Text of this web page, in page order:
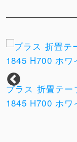
プラス 折畳テー
1845 H700 ホワ